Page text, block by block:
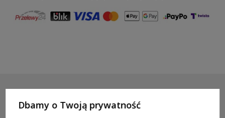
Dbamy o Twoją prywatność